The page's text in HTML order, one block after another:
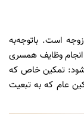
است. باتوجه‌به
انجام وظایف همسری
تمکین خاص که
عام که به تبعیت